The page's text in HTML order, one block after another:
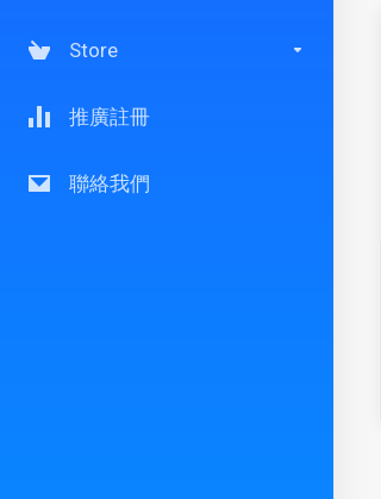
Store
推廣註冊
聯絡我們